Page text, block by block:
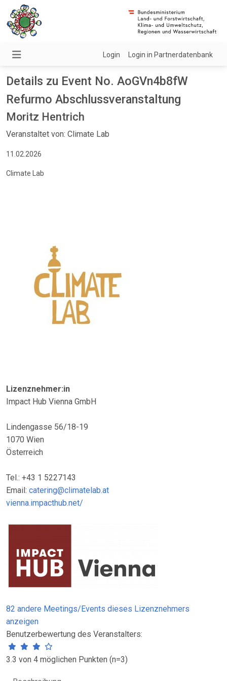
Login Login in Partnerdatenbank
Details zu Event No. AoGVn4b8fW
Refurmo Abschlussveranstaltung
Moritz Hentrich
Veranstaltet von: Climate Lab
11.02.2026
Climate Lab
Lizenznehmer:in
Impact Hub Vienna GmbH
Lindengasse 56/18-19
1070 Wien
Österreich
Tel.: +43 1 5227143
Email: catering@climatelab.at
vienna.impacthub.net/
82 andere Meetings/Events dieses Lizenznehmers
anzeigen
Benutzerbewertung des Veranstalters:
3.3 von 4 möglichen Punkten (n=3)